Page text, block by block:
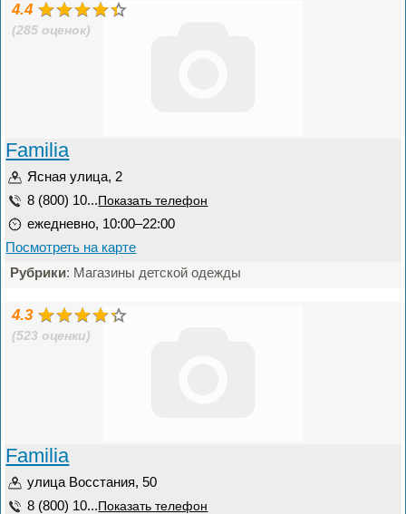
4.4
(285 оценок)
Familia
Ясная улица, 2
8 (800) 10... Показать телефон
ежедневно, 10:00–22:00
Посмотреть на карте
Рубрики: Магазины детской одежды
4.3
(523 оценки)
Familia
улица Восстания, 50
8 (800) 10... Показать телефон